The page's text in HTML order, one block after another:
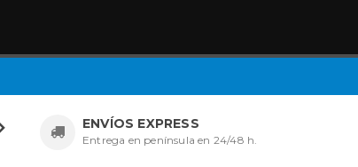
ENVÍOS EXPRESS
Entrega en península en 24/48 h.